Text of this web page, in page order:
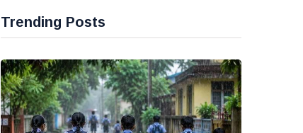
പ്രതിചേര്‍ക്കും
Trending Posts